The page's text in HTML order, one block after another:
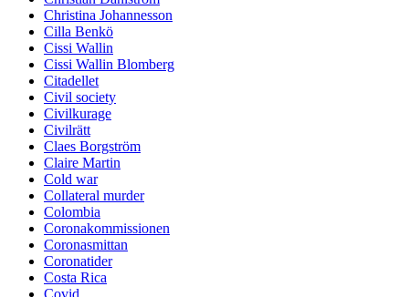
Christina Johannesson
Cilla Benkö
Cissi Wallin
Cissi Wallin Blomberg
Citadellet
Civil society
Civilkurage
Civilrätt
Claes Borgström
Claire Martin
Cold war
Collateral murder
Colombia
Coronakommissionen
Coronasmittan
Coronatider
Costa Rica
Covid